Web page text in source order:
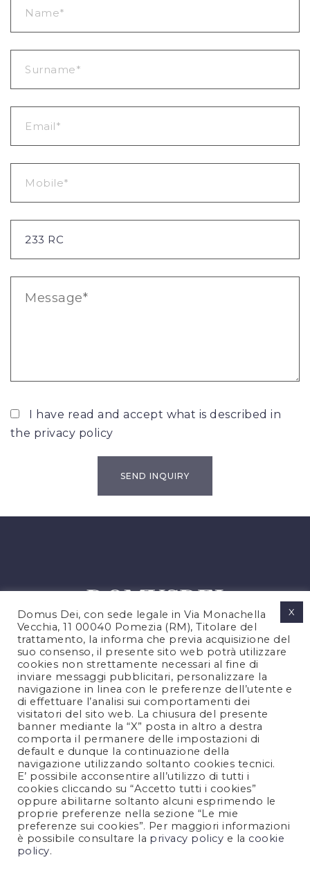
I have read and accept what is described in
the privacy policy
PRIVACY POLICY
COOKIES POLICY
LEGAL NOTES
CONTACTS
FOLLOW US
Domus Dei, con sede legale in Via Monachella
Vecchia, 11 00040 Pomezia (RM), Titolare del
trattamento, la informa che previa acquisizione del
suo consenso, il presente sito web potrà utilizzare
cookies non strettamente necessari al fine di
inviare messaggi pubblicitari, personalizzare la
navigazione in linea con le preferenze dell’utente e
di effettuare l’analisi sui comportamenti dei
visitatori del sito web. La chiusura del presente
banner mediante la “X” posta in altro a destra
comporta il permanere delle impostazioni di
default e dunque la continuazione della
navigazione utilizzando soltanto cookies tecnici.
E’ possibile acconsentire all’utilizzo di tutti i
cookies cliccando su “Accetto tutti i cookies”
oppure abilitarne soltanto alcuni esprimendo le
proprie preferenze nella sezione “Le mie
preferenze sui cookies”. Per maggiori informazioni
è possibile consultare la privacy policy e la cookie
policy.
X